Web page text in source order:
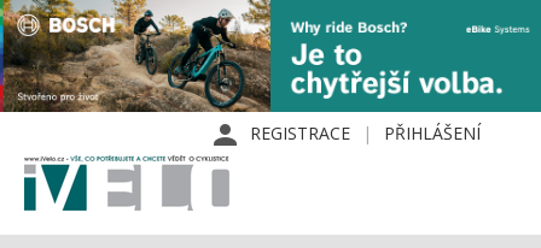
REGISTRACE PŘIHLÁŠENÍ